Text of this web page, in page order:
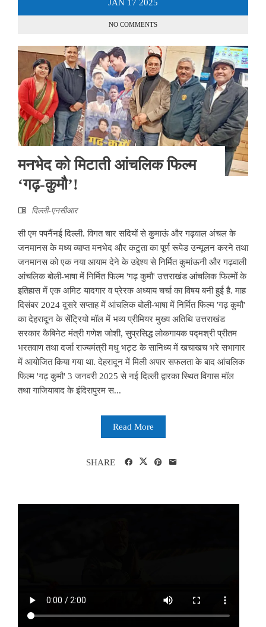
JAN 17 2025
NO COMMENTS
मनभेद को मिटाती आंचलिक फिल्म
‘गढ़-कुमौ’!
दिल्ली-एनसीआर
सी एम पपनैंनई दिल्ली. विगत चार सदियों से कुमाऊं और गढ़वाल अंचल के
जनमानस के मध्य व्याप्त मनभेद और कटुता का पूर्ण रूपेड उन्मूलन करने तथा
जनमानस को एक नया आयाम देने के उद्देश्य से निर्मित कुमांऊनी और गढ़वाली
आंचलिक बोली-भाषा में निर्मित फिल्म 'गढ़ कुमौ' उत्तराखंड आंचलिक फिल्मों के
इतिहास में एक अमिट यादगार व प्रेरक अध्याय चर्चा का विषय बनी हुई है. माह
दिसंबर 2024 दूसरे सप्ताह में आंचलिक बोली-भाषा में निर्मित फिल्म 'गढ़ कुमौ'
का देहरादून के सेंट्रियो मॉल में भव्य प्रीमियर मुख्य अतिथि उत्तराखंड
सरकार कैबिनेट मंत्री गणेश जोशी, सुप्रसिद्ध लोकगायक पद्मश्री प्रीतम
भरतवाण तथा दर्जा राज्यमंत्री मधु भट्ट के सानिध्य में खचाखच भरे सभागार
में आयोजित किया गया था. देहरादून में मिली अपार सफलता के बाद आंचलिक
फिल्म 'गढ़ कुमौ' 3 जनवरी 2025 से नई दिल्ली द्वारका स्थित विगास मॉल
तथा गाजियाबाद के इंदिरापुरम स...
Read More
SHARE